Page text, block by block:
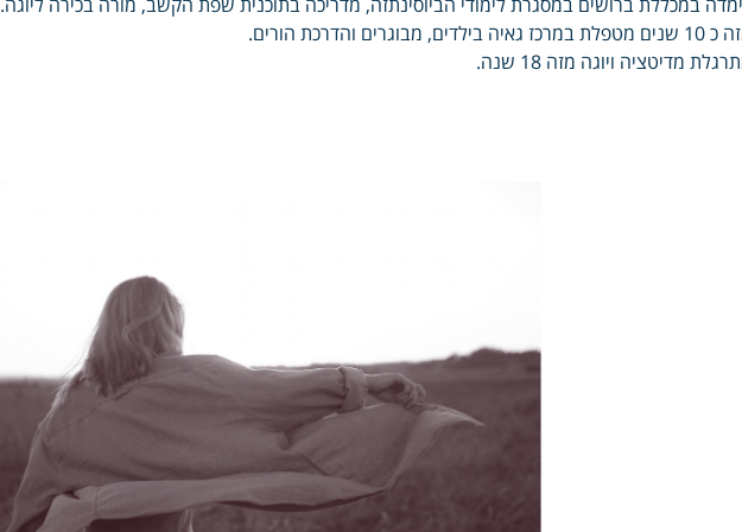
במרכז גאיה בילדים, מבוגרים והדרכת הורים.
מדיטציה ויוגה מזה 18 שנה.